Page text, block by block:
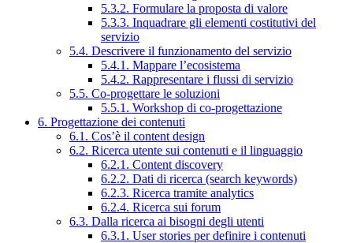
5.3.2. Formulare la proposta di valore
5.3.3. Inquadrare gli elementi costitutivi del
servizio
5.4. Descrivere il funzionamento del servizio
5.4.1. Mappare l’ecosistema
5.4.2. Rappresentare i flussi di servizio
5.5. Co-progettare le soluzioni
5.5.1. Workshop di co-progettazione
6. Progettazione dei contenuti
6.1. Cos’è il content design
6.2. Ricerca utente sui contenuti e il linguaggio
6.2.1. Content discovery
6.2.2. Dati di ricerca (search keywords)
6.2.3. Ricerca tramite analytics
6.2.4. Ricerca sui forum
6.3. Dalla ricerca ai bisogni degli utenti
6.3.1. User stories per definire i contenuti